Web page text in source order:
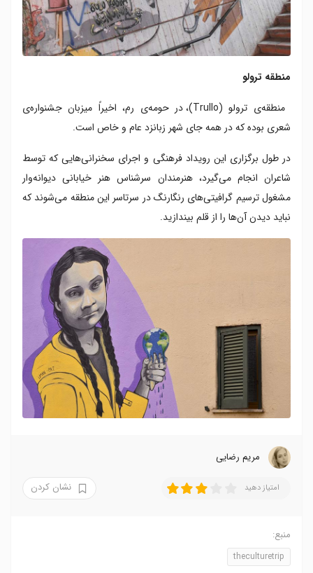
منطقه ترولو
منطقه‌ی ترولو (Trullo)، در حومه‌‌ی رم، اخیراً میزبان جشنواره‌ی
شعری بوده که در همه جای شهر زبانزد عام و خاص است.
در طول برگزاری این رویداد فرهنگی و اجرای سخنرانی‌هایی که توسط
شاعران انجام می‌گیرد، هنرمندان سرشناس هنر خیابانی دیوانه‌وار
مشغول ترسیم گرافیتی‌های رنگارنگ در سرتاسر این منطقه می‌شوند که
نباید دیدن آن‌ها را از قلم بیندازید.
مریم رضایی
امتیاز دهید نشان کردن
منبع:
theculturetrip